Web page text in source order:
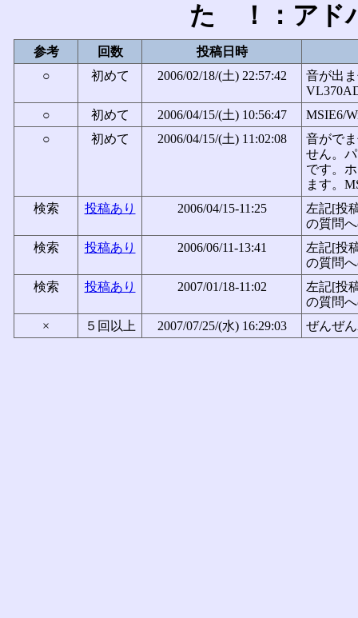
た ！：アド
参考 回数
投稿日時
○
初めて 2006/02/18/(土) 22:57:42
音が出
○
初めて 2006/04/15/(土) 10:56:47
MSIE6/
○
初めて 2006/04/15/(土) 11:02:08
音がで
せん。
です。
ます。
検索
投稿あり 2006/04/15-11:25
左記[投
の質問
検索
投稿あり 2006/06/11-13:41
左記[投
の質問
検索
投稿あり 2007/01/18-11:02
左記[投
の質問
×
５回以上 2007/07/25/(水) 16:29:03 ぜんぜ